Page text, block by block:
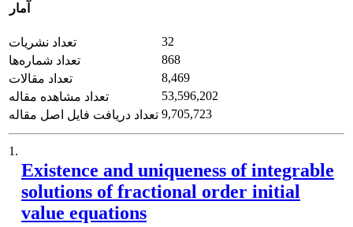
آمار
تعداد نشریات
32
تعداد شماره‌ها
868
تعداد مقالات
8,469
تعداد مشاهده مقاله
53,596,202
تعداد دریافت فایل اصل مقاله 9,705,723
1.
Existence and uniqueness of integrable
solutions of fractional order initial
value equations